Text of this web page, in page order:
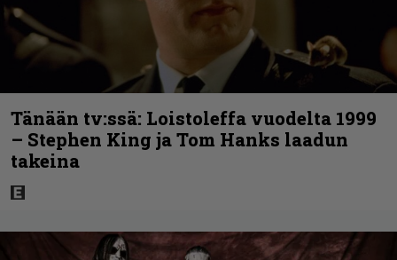
Tänään tv:ssä: Loistoleffa vuodelta 1999
– Stephen King ja Tom Hanks laadun
takeina